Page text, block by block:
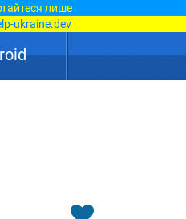
лише
ukraine.dev